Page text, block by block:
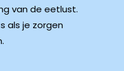
van de eetlust.
als je zorgen